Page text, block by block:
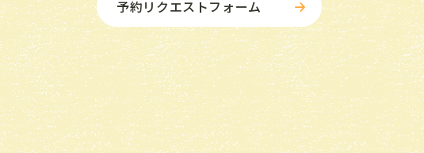
予約リクエストフォーム